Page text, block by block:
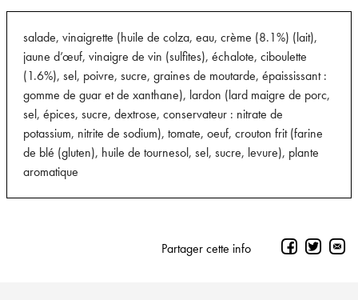
salade, vinaigrette (huile de colza, eau, crème (8.1%) (lait),
jaune d’œuf, vinaigre de vin (sulfites), échalote, ciboulette
(1.6%), sel, poivre, sucre, graines de moutarde, épaississant :
gomme de guar et de xanthane), lardon (lard maigre de porc,
sel, épices, sucre, dextrose, conservateur : nitrate de
potassium, nitrite de sodium), tomate, oeuf, crouton frit (farine
de blé (gluten), huile de tournesol, sel, sucre, levure), plante
aromatique
Partager cette info